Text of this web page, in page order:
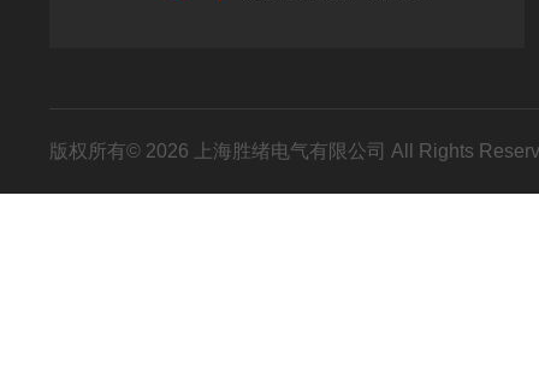
版权所有© 2026 上海胜绪电气有限公司 All Rights